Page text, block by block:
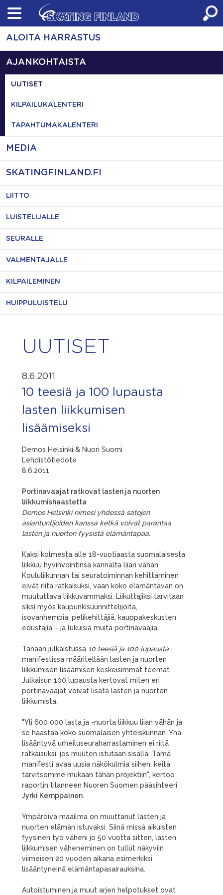
Skip
content
ALOITA HARRASTUS
AJANKOHTAISTA
UUTISET
KILPAILUKALENTERI
TAPAHTUMAKALENTERI
MEDIA
SKATINGFINLAND.FI
LIITTO
LUISTELIJALLE
SEURALLE
VALMENTAJALLE
KILPAILEMINEN
HUIPPULUISTELU
UUTISET
8.6.2011
10 teesiä ja 100 lupausta
lasten liikkumisen
lisäämiseksi
Demos Helsinki & Nuori Suomi
Lehdistötiedote
8.6.2011
Portinavaajat ratkovat lasten ja nuorten
liikkumishaastetta
Demos Helsinki nimesi yhdessä satojen
asiantuntijoiden kanssa ketkä voivat parantaa
lasten ja nuorten fyysistä elämäntapaa.
Kaksi kolmesta alle 18-vuotiaasta suomalaisesta
liikkuu hyvinvointinsa kannalta liian vähän.
Koululiikunnan tai seuratoiminnan kehittäminen
eivät riitä ratkaisuksi, vaan koko elämäntavan on
muututtava liikkuvammaksi. Liikuttajiksi tarvitaan
siksi myös kaupunkisuunnittelijoita,
isovanhempia, pelikehittäjiä, kauppakeskusten
edustajia – ja lukuisia muita portinavaajia.
Tänään julkaistussa 10 teesiä ja 100 lupausta -
manifestissa määritellään lasten ja nuorten
liikkumisen lisäämisen keskeisimmät teemat.
Julkaisun 100 lupausta kertovat miten eri
portinavaajat voivat lisätä lasten ja nuorten
liikkumista.
"Yli 600 000 lasta ja -nuorta liikkuu liian vähän ja
se haastaa koko suomalaisen yhteiskunnan. Yhä
lisääntyvä urheiluseuraharrastaminen ei riitä
ratkaisuksi, jos muuten istutaan sisällä. Tämä
manifesti avaa uusia näkökulmia siihen, keitä
tarvitsemme mukaan tähän projektiin", kertoo
raportin tilanneen Nuoren Suomen pääsihteeri
Jyrki Kemppainen.
Ympäröivä maailma on muuttanut lasten ja
nuorten elämän istuvaksi. Siinä missä aikuisten
fyysinen työ väheni jo 50 vuotta sitten, lasten
liikkumisen väheneminen on tullut näkyviin
viimeisen 20 vuoden aikana esimerkiksi
lisääntyneinä elämäntapasairauksina.
Autoistuminen ja muut arjen helpotukset ovat